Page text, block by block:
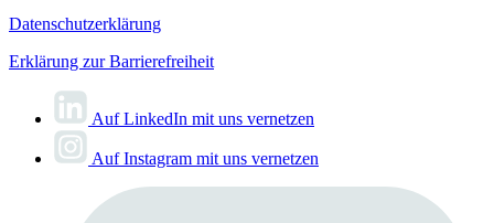
Datenschutzerklärung
Erklärung zur Barrierefreiheit
Auf LinkedIn mit uns vernetzen
Auf Instagram mit uns vernetzen